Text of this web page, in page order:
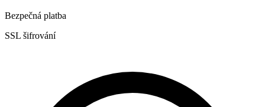
Bezpečná platba
SSL šifrování